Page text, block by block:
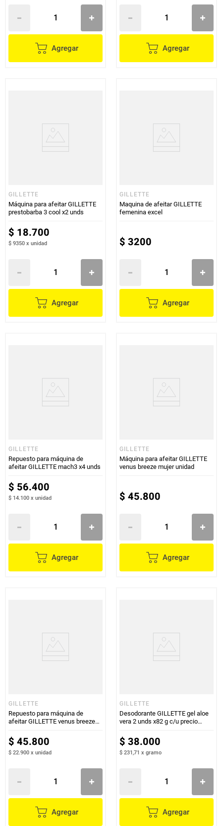
Agregar Agregar
GILLETTE
Máquina para afeitar GILLETTE
prestobarba 3 cool x2 unds
$ 18.700
$ 9350 x unidad
Agregar
GILLETTE
Maquina de afeitar GILLETTE
femenina excel
$ 3200
Agregar
GILLETTE
Repuesto para máquina de
afeitar GILLETTE mach3 x4 unds
$ 56.400
$ 14.100 x unidad
Agregar
GILLETTE
Máquina para afeitar GILLETTE
venus breeze mujer unidad
$ 45.800
Agregar
GILLETTE
Repuesto para máquina de
afeitar GILLETTE venus breeze
$ 45.800
$ 22.900 x unidad
Agregar
GILLETTE
Desodorante GILLETTE gel aloe
vera 2 unds x82 g c/u precio
$ 38.000
$ 231,71 x gramo
Agregar